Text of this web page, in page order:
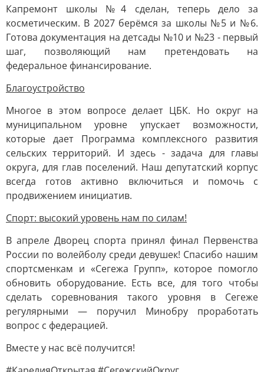
Капремонт школы №4 сделан, теперь дело за
косметическим. В 2027 берёмся за школы №5 и №6.
Готова документация на детсады №10 и №23 - первый
шаг, позволяющий нам претендовать на
федеральное финансирование.
Благоустройство
Многое в этом вопросе делает ЦБК. Но округ на
муниципальном уровне упускает возможности,
которые дает Программа комплексного развития
сельских территорий. И здесь - задача для главы
округа, для глав поселений. Наш депутатский корпус
всегда готов активно включиться и помочь с
продвижением инициатив.
Спорт: высокий уровень нам по силам!
В апреле Дворец спорта принял финал Первенства
России по волейболу среди девушек! Спасибо нашим
спортсменкам и «Сегежа Групп», которое помогло
обновить оборудование. Есть все, для того чтобы
сделать соревнования такого уровня в Сегеже
регулярными — поручил Минобру проработать
вопрос с федерацией.
Вместе у нас всё получится!